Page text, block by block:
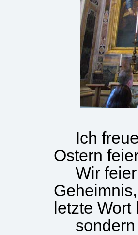
Ich freue
Ostern
Wir
letzte Wort
sondern